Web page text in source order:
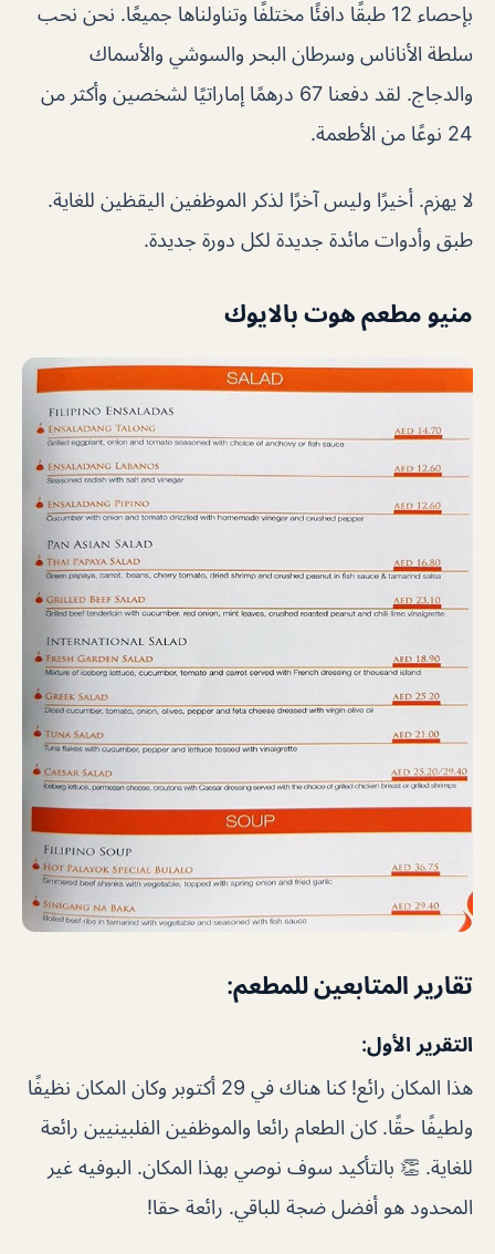
بإحصاء 12 طبقًا دافئًا مختلفًا وتناولناها جميعًا. نحن نحب
سلطة الأناناس وسرطان البحر والسوشي والأسماك
والدجاج. لقد دفعنا 67 درهمًا إماراتيًا لشخصين وأكثر من
24 نوعًا من الأطعمة.
لا يهزم. أخيرًا وليس آخرًا لذكر الموظفين اليقظين للغاية.
طبق وأدوات مائدة جديدة لكل دورة جديدة.
منيو مطعم هوت بالايوك
تقارير المتابعين للمطعم:
التقرير الأول:
هذا المكان رائع! كنا هناك في 29 أكتوبر وكان المكان نظيفًا
ولطيفًا حقًا. كان الطعام رائعا والموظفين الفلبينيين رائعة
للغاية. 👏 بالتأكيد سوف نوصي بهذا المكان. البوفيه غير
المحدود هو أفضل ضجة للباقي. رائعة حقا!